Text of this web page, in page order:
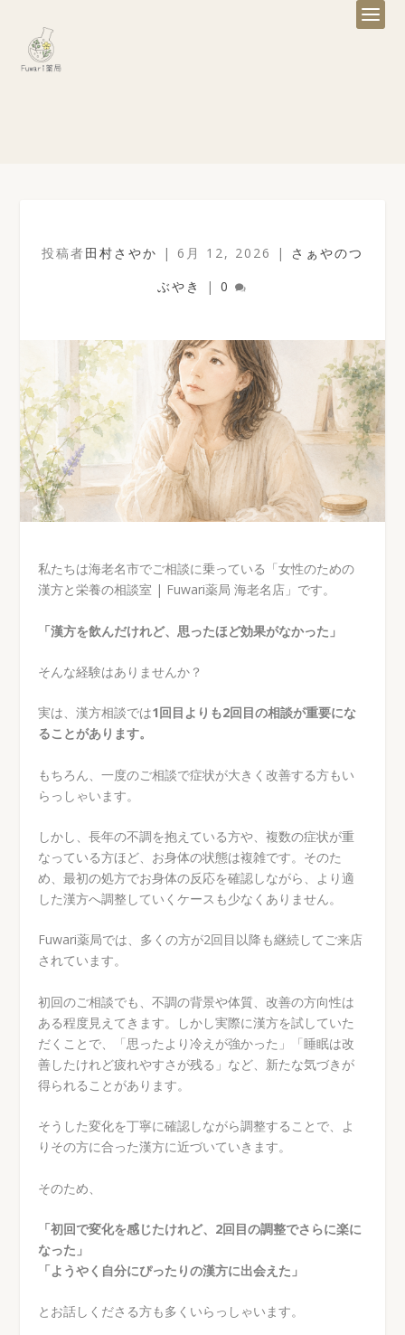
投稿者田村さやか | 6月 12, 2026 |
さぁやのつ
ぶやき
| 0
私たちは海老名市でご相談に乗っている「女性のための
漢方と栄養の相談室 | Fuwari薬局 海老名店」です。
「漢方を飲んだけれど、思ったほど効果がなかった」
そんな経験はありませんか？
実は、漢方相談では1回目よりも2回目の相談が重要にな
ることがあります。
もちろん、一度のご相談で症状が大きく改善する方もい
らっしゃいます。
しかし、長年の不調を抱えている方や、複数の症状が重
なっている方ほど、お身体の状態は複雑です。そのた
め、最初の処方でお身体の反応を確認しながら、より適
した漢方へ調整していくケースも少なくありません。
Fuwari薬局では、多くの方が2回目以降も継続してご来店
されています。
初回のご相談でも、不調の背景や体質、改善の方向性は
ある程度見えてきます。しかし実際に漢方を試していた
だくことで、「思ったより冷えが強かった」「睡眠は改
善したけれど疲れやすさが残る」など、新たな気づきが
得られることがあります。
そうした変化を丁寧に確認しながら調整することで、よ
りその方に合った漢方に近づいていきます。
そのため、
「初回で変化を感じたけれど、2回目の調整でさらに楽に
なった」
「ようやく自分にぴったりの漢方に出会えた」
とお話しくださる方も多くいらっしゃいます。